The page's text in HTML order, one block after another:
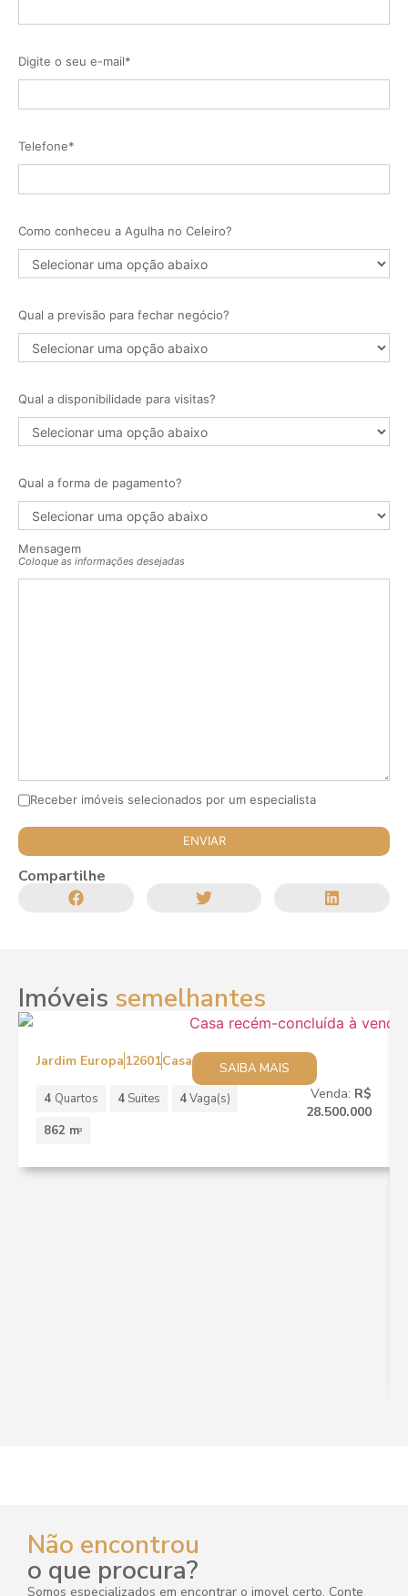
Digite o seu e-mail*
Telefone*
Como conheceu a Agulha no Celeiro?
Qual a previsão para fechar negócio?
Qual a disponibilidade para visitas?
Qual a forma de pagamento?
Mensagem
Coloque as informações desejadas
Receber imóveis selecionados por um especialista
Compartilhe
Imóveis semelhantes
Jardim Europa 12601Casa
SAIBA MAIS
4 Quartos 4 Suites 4Vaga(s)
862 m2
Venda: R$
28.500.000
Não encontrou
o que procura?
Somos especializados em encontrar o imovel certo. Conte